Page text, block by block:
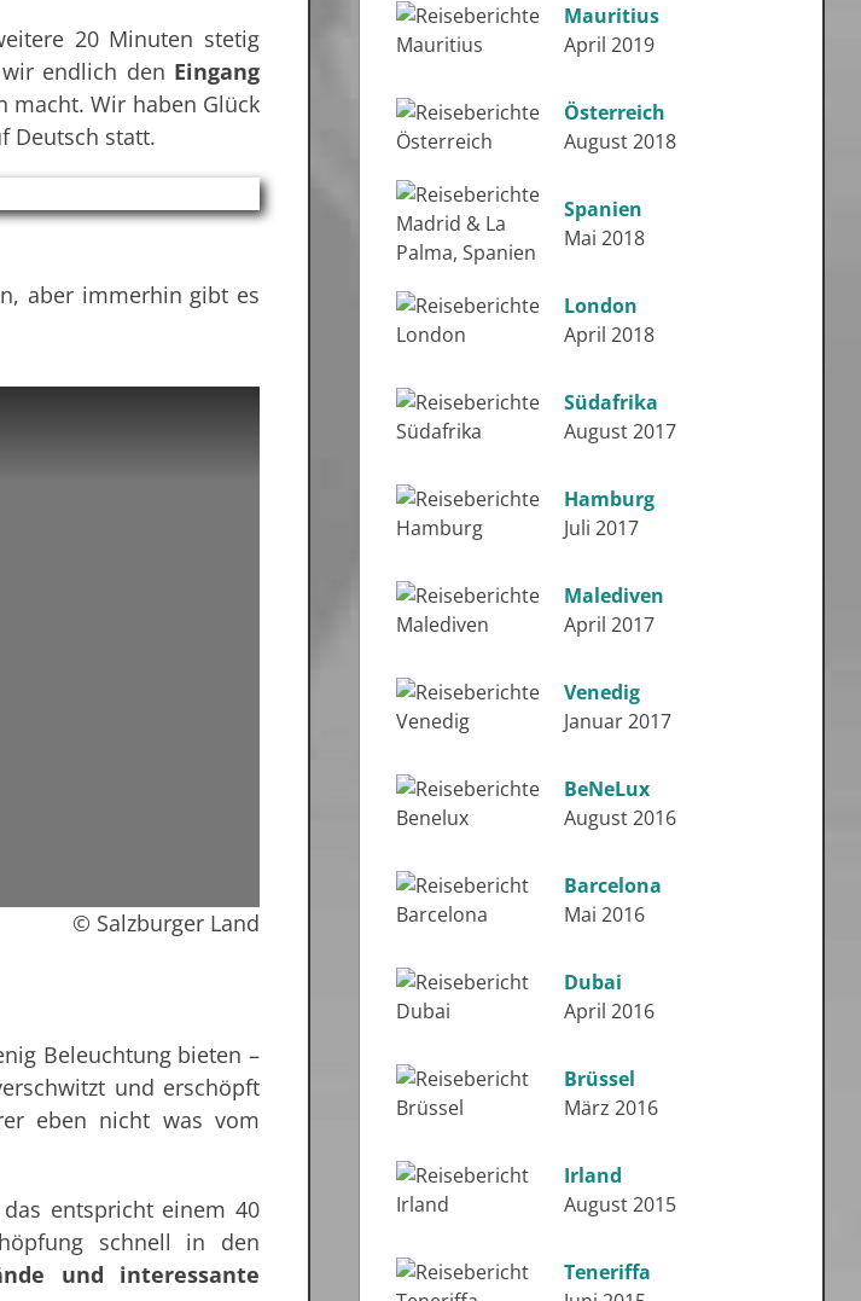
20 Minuten stetig
endlich den Eingang
macht. Wir haben Glück
Deutsch statt.
aber immerhin gibt es
© Salzburger Land
Beleuchtung bieten –
und erschöpft
eben nicht was vom
das entspricht einem 40
schnell in den
und interessante
Mauritius
April 2019
Österreich
August 2018
Spanien
Mai 2018
London
April 2018
Südafrika
August 2017
Hamburg
Juli 2017
Malediven
April 2017
Venedig
Januar 2017
BeNeLux
August 2016
Barcelona
Mai 2016
Dubai
April 2016
Brüssel
März 2016
Irland
August 2015
Teneriffa